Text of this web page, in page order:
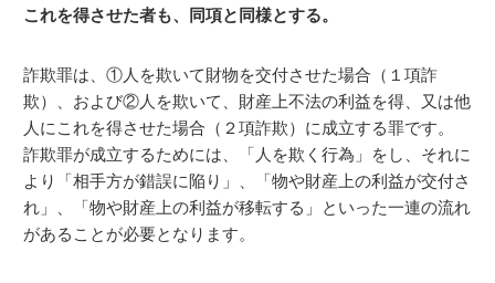
これを得させた者も、同項と同様とする。
詐欺罪は、①人を欺いて財物を交付させた場合（１項詐
欺）、および②人を欺いて、財産上不法の利益を得、又は他
人にこれを得させた場合（２項詐欺）に成立する罪です。
詐欺罪が成立するためには、「人を欺く行為」をし、それに
より「相手方が錯誤に陥り」、「物や財産上の利益が交付さ
れ」、「物や財産上の利益が移転する」といった一連の流れ
があることが必要となります。